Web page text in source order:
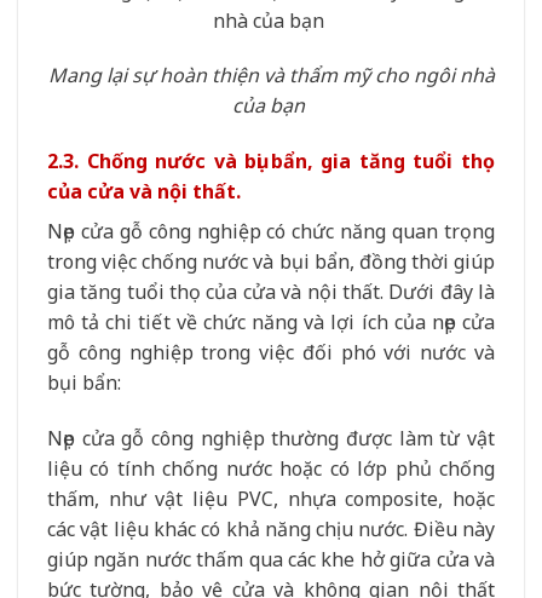
Mang lại sự hoàn thiện và thẩm mỹ cho ngôi nhà
của bạn
2.3. Chống nước và bụi bẩn, gia tăng tuổi thọ
của cửa và nội thất.
Nẹp cửa gỗ công nghiệp có chức năng quan trọng
trong việc chống nước và bụi bẩn, đồng thời giúp
gia tăng tuổi thọ của cửa và nội thất. Dưới đây là
mô tả chi tiết về chức năng và lợi ích của nẹp cửa
gỗ công nghiệp trong việc đối phó với nước và
bụi bẩn:
Nẹp cửa gỗ công nghiệp thường được làm từ vật
liệu có tính chống nước hoặc có lớp phủ chống
thấm, như vật liệu PVC, nhựa composite, hoặc
các vật liệu khác có khả năng chịu nước. Điều này
giúp ngăn nước thấm qua các khe hở giữa cửa và
bức tường, bảo vệ cửa và không gian nội thất